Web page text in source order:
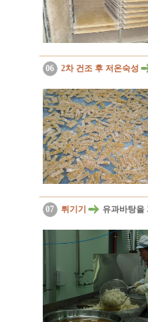
06 2차 건조 후 저온숙성
07 튀기기 유과바탕